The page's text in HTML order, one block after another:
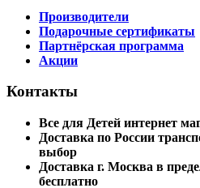
Производители
Подарочные сертификаты
Партнёрская программа
Акции
Контакты
Все для Детей интернет
Доставка по России
выбор
Доставка г. Москва в
бесплатно